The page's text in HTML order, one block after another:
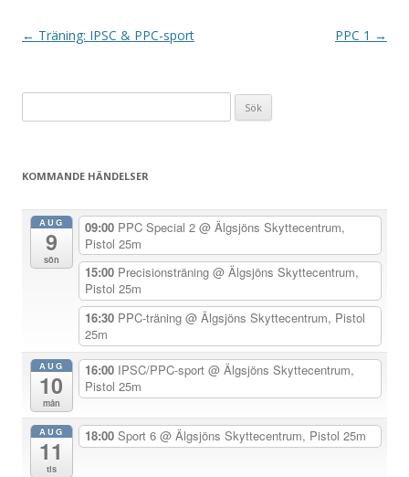
I
n
n
← Träning: IPSC & PPC-sport PPC 1 →
efter:
KOMMANDE HÄNDELSER
AUG
9
sön
09:00 PPC Special 2 @ Älgsjöns Skyttecentrum,
Pistol 25m
15:00 Precisionsträning @ Älgsjöns Skyttecentrum,
Pistol 25m
16:30 PPC-träning @ Älgsjöns Skyttecentrum, Pistol
25m
AUG
10
mån
16:00 IPSC/PPC-sport @ Älgsjöns Skyttecentrum,
Pistol 25m
AUG
11
tis
18:00 Sport 6 @ Älgsjöns Skyttecentrum, Pistol 25m